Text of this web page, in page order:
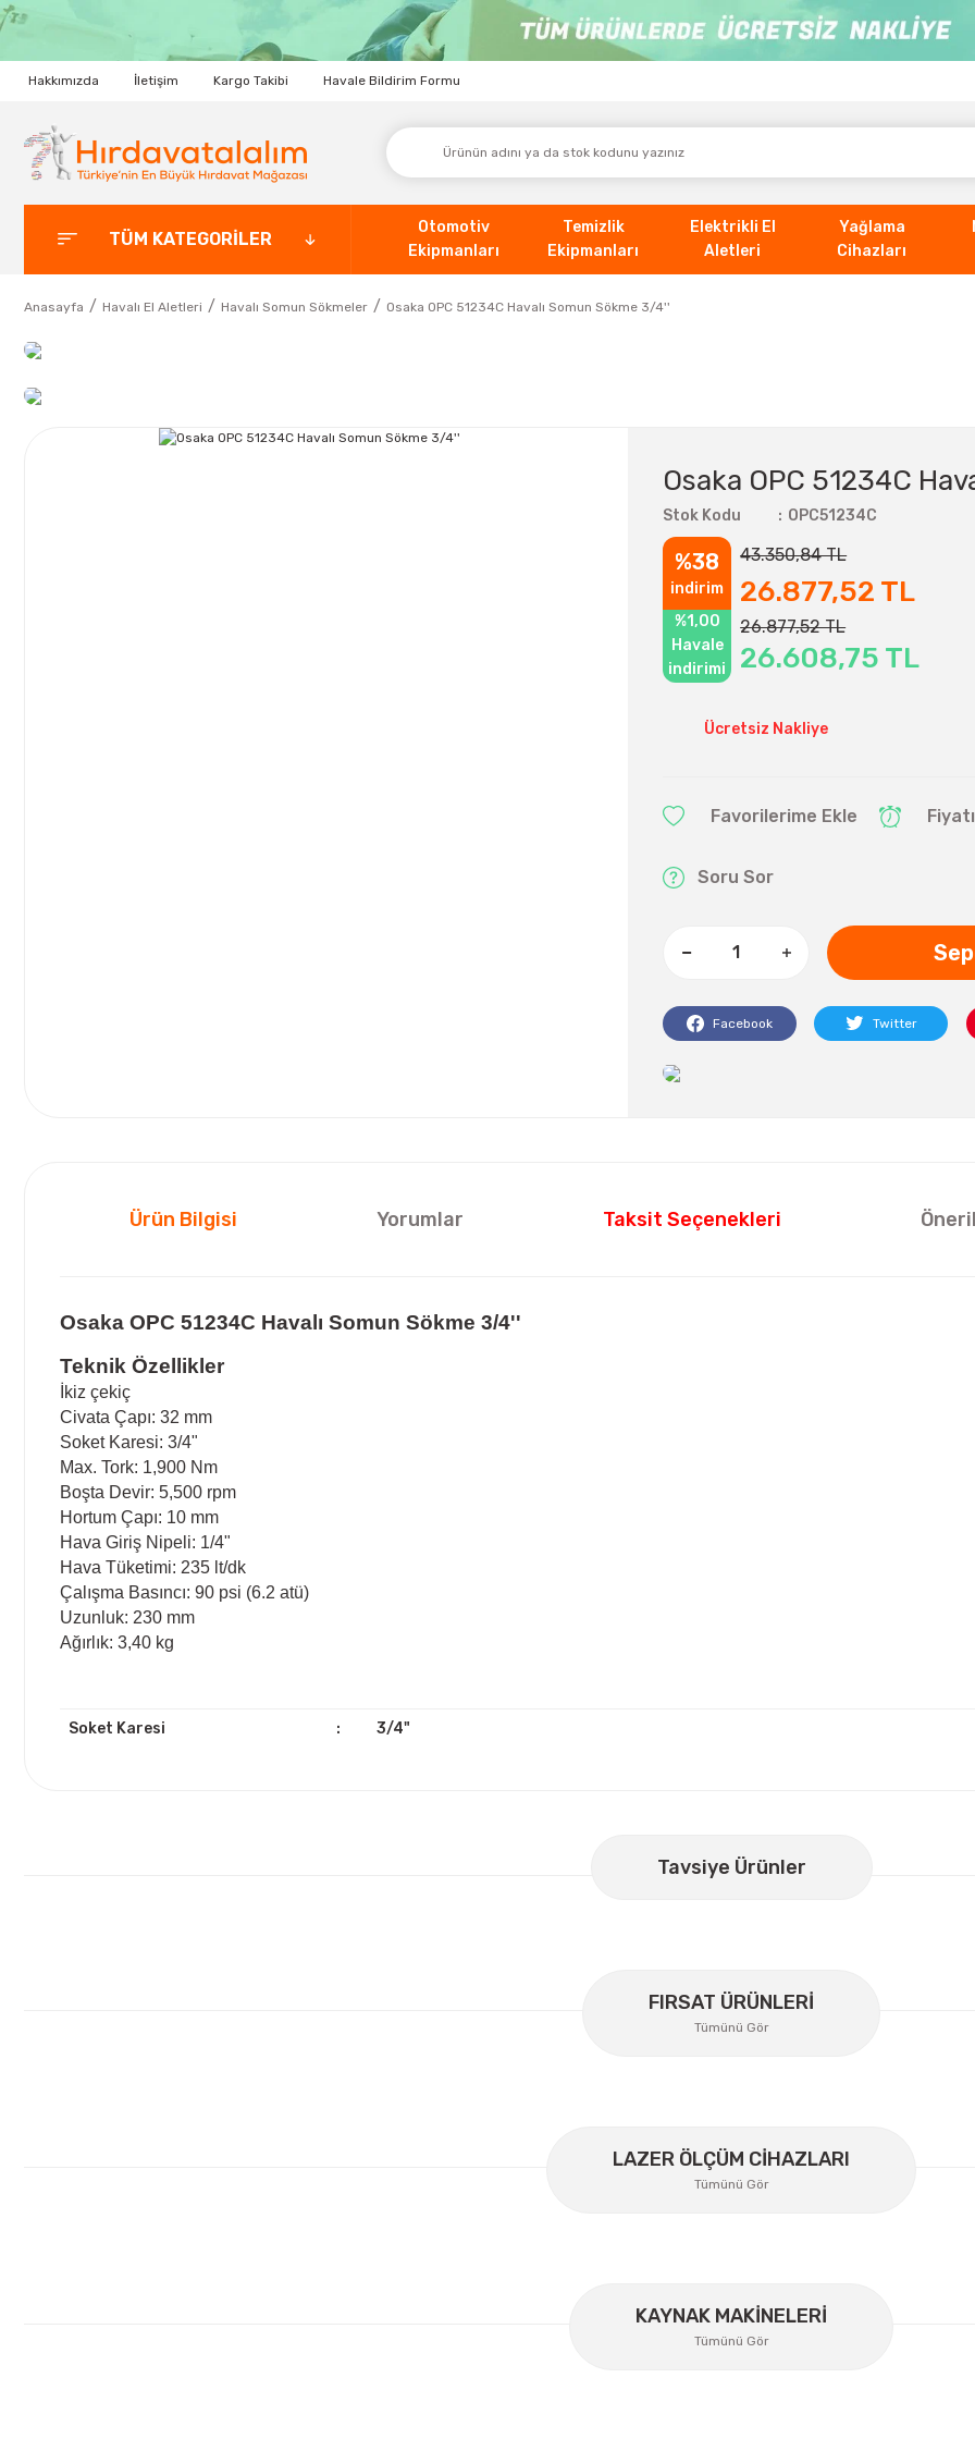
Hakkımızda İletişim Kargo Takibi Havale Bildirim Formu
TÜM KATEGORİLER
Otomotiv
Ekipmanları
Temizlik
Ekipmanları
Elektrikli El
Aletleri
Yağlama
Cihazları
Anasayfa Havalı El Aletleri Havalı Somun Sökmeler Osaka OPC 51234C Havalı Somun Sökme 3/4''
Osaka OPC 51234C
Stok Kodu OPC51234C
%38
indirim
43.350,84 TL
26.877,52 TL
%1,00
Havale
indirimi
26.877,52 TL
26.608,75 TL
Ücretsiz Nakliye
Soru Sor
Facebook Twitter
Ürün Bilgisi Yorumlar Taksit Seçenekleri
Osaka OPC 51234C Havalı Somun Sökme 3/4''
Teknik Özellikler
İkiz çekiç
Civata Çapı: 32 mm
Soket Karesi: 3/4"
Max. Tork: 1,900 Nm
Boşta Devir: 5,500 rpm
Hortum Çapı: 10 mm
Hava Giriş Nipeli: 1/4"
Hava Tüketimi: 235 lt/dk
Çalışma Basıncı: 90 psi (6.2 atü)
Uzunluk: 230 mm
Ağırlık: 3,40 kg
Soket Karesi : 3/4"
Bu ürüne ilk yorumu siz yapın!
Gönder
Tavsiye Ürünler
FIRSAT ÜRÜNLERİ
Tümünü Gör
LAZER ÖLÇÜM CİHAZLARI
Tümünü Gör
KAYNAK MAKİNELERİ
Tümünü Gör